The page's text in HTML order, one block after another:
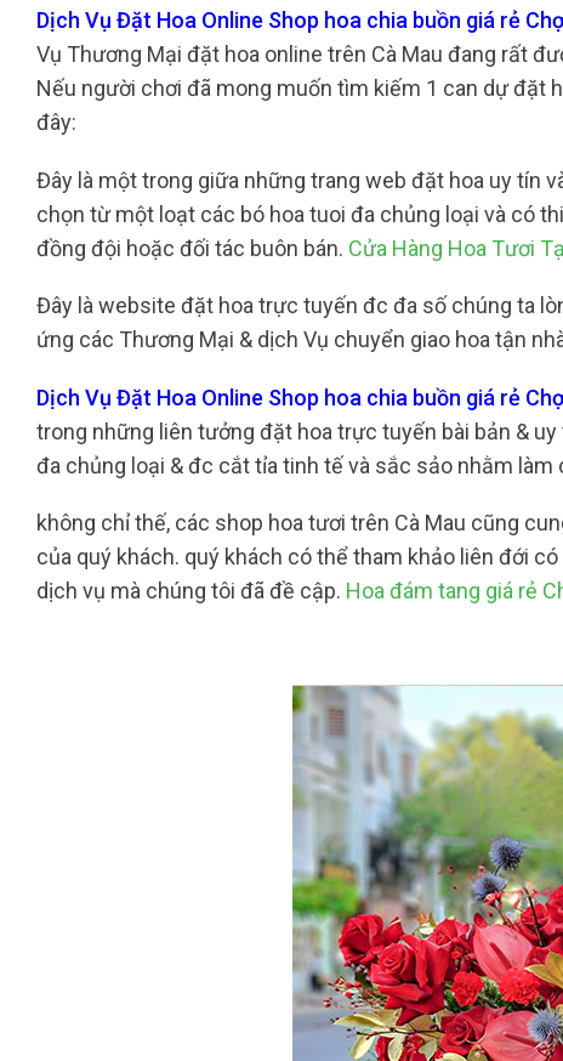
Dịch Vụ Đặt Hoa Online Shop hoa chia buồn giá rẻ
Vụ Thương Mại đặt hoa online trên Cà Mau đang rất
Nếu người chơi đã mong muốn tìm kiếm 1 can dự đặt
đây:
Đây là một trong giữa những trang web đặt hoa uy tín
chọn từ một loạt các bó hoa tuoi đa chủng loại và có
đồng đội hoặc đối tác buôn bán. Cửa Hàng Hoa Tươi
Đây là website đặt hoa trực tuyến đc đa số chúng ta
ứng các Thương Mại & dịch Vụ chuyển giao hoa tận
Dịch Vụ Đặt Hoa Online Shop hoa chia buồn giá rẻ
trong những liên tưởng đặt hoa trực tuyến bài bản &
đa chủng loại & đc cắt tỉa tinh tế và sắc sảo nhằm
không chỉ thế, các shop hoa tươi trên Cà Mau cũng
của quý khách. quý khách có thể tham khảo liên đới
dịch vụ mà chúng tôi đã đề cập. Hoa đám tang giá rẻ